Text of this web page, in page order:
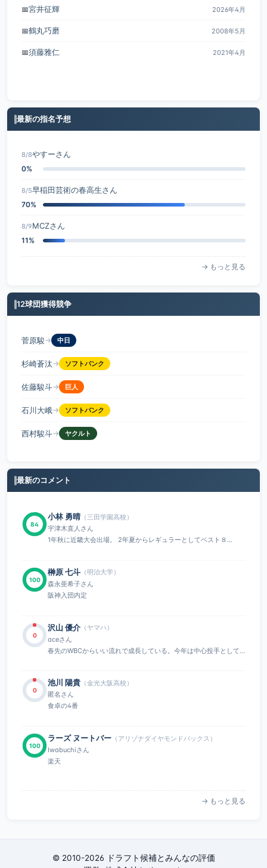
📅宮井征輝 2026年4月
📅鶴丸巧磨 2008年5月
📅須藤雅仁 2021年4月
最新の指名予想
8/8やすーさん
0%
8/5早稲田芸術の春高生さん
70%
8/9MCZさん
11%
→ もっと見る
12球団獲得競争
菅原駿→ 中日
杉崎蒼汰→ ソフトバンク
佐藤駿斗→ 巨人
石川大峨→ ソフトバンク
西村駿斗→ ヤクルト
最新のコメント
84
小林 勇晴 （三田学園高校）
宇津木直人さん
1年秋に近畿大会出場。 2年夏からレギュラーとしてベスト８...
100
榊原 七斗 （明治大学）
森永亜希子さん
阪神入団内定
0
沢山 優介 （ヤマハ）
aceさん
春先のWBCからいい流れで成長している。今年は中心投手として...
0
池川 陽貴 （金光大阪高校）
匿名さん
食卓の4番
100
ラーズ ヌートバー （アリゾナダイヤモンドバックス）
Iwabuchiさん
楽天
→ もっと見る
© 2010-2026 ドラフト候補とみんなの評価